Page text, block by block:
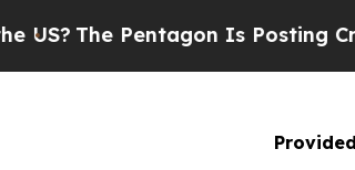
The Pentagon Is Posting Cryptic